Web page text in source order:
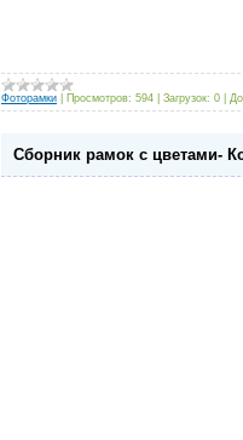
Фоторамки Просмотров: 594 Загрузок: 0
Сборник рамок с цветами-